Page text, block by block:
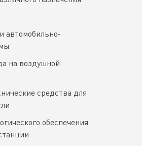
автомобильно-
на воздушной
средства для
обеспечения